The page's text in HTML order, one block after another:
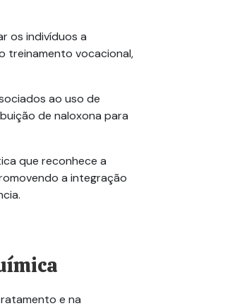
os indivíduos a
treinamento vocacional,
ao uso de
de naloxona para
que reconhece a
a integração
e na